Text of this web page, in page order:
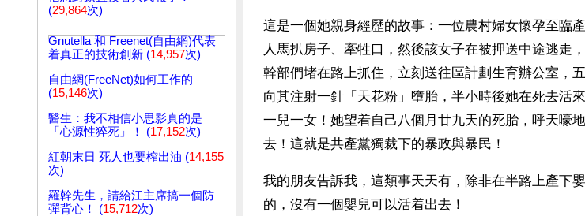
(29,864次)
Gnutella 和 Freenet(自由網)代表
着真正的技術創新 (14,957次)
自由網(FreeNet)如何工作的
(15,146次)
醫生：我不相信小思影真的是
「心源性猝死」！ (17,152次)
紅朝末日 死人也要榨出油 (14,155
次)
羅幹先生，請給江主席搞一個防
彈背心！ (15,712次)
這是一個她親身經歷的故事：一位農村婦女懷孕至臨
人馬扒房子、牽牲口，然後該女子在被押送中途逃走
幹部們堵在路上抓住，立刻送往區計劃生育辦公室，
向其注射一針「天花粉」墮胎，半小時後她在死去活
一兒一女！她望着自己八個月廿九天的死胎，呼天嚎
去！這就是共產黨獨裁下的暴政與暴民！
我的朋友告訴我，這類事天天有，除非在半路上產下
的，沒有一個嬰兒可以活着出去！